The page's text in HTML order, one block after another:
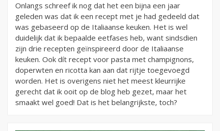
Onlangs schreef ik nog dat het een bijna een jaar
geleden was dat ik een recept met je had gedeeld dat
was gebaseerd op de Italiaanse keuken. Het is wel
duidelijk dat ik bepaalde eetfases heb, want sindsdien
zijn drie recepten geïnspireerd door de Italiaanse
keuken. Ook dít recept voor pasta met champignons,
doperwten en ricotta kan aan dat rijtje toegevoegd
worden. Het is overigens niet het meest kleurrijke
gerecht dat ik ooit op de blog heb gezet, maar het
smaakt wel goed! Dat is het belangrijkste, toch?